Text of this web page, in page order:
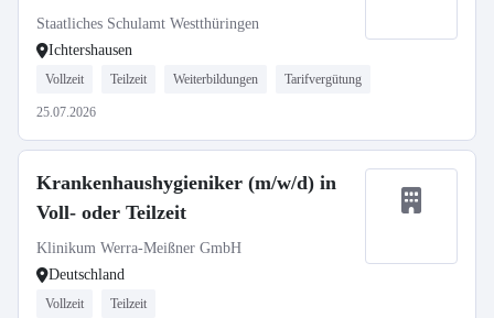
Ichtershausen
Staatliches Schulamt Westthüringen
Ichtershausen
Vollzeit Teilzeit Weiterbildungen Tarifvergütung
25.07.2026
Krankenhaushygieniker (m/w/d) in
Voll- oder Teilzeit
Klinikum Werra-Meißner GmbH
Deutschland
Vollzeit Teilzeit